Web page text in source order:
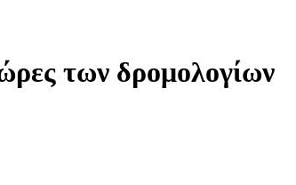
των δρομολογίων